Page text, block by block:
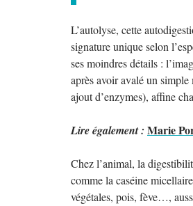
L’autolyse, cette
signature unique selon
ses moindres détails :
après avoir avalé un
ajout d’enzymes), affine
Lire également : Marie
Chez l’animal, la
comme la caséine
végétales, pois, fève…,